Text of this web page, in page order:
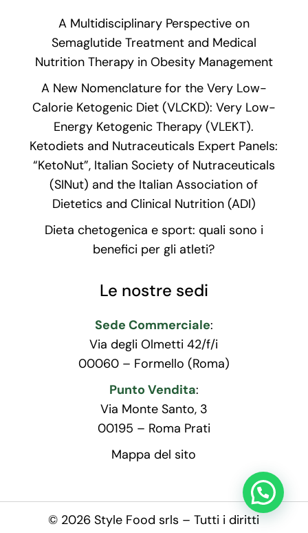
A Multidisciplinary Perspective on
Semaglutide Treatment and Medical
Nutrition Therapy in Obesity Management
A New Nomenclature for the Very Low-
Calorie Ketogenic Diet (VLCKD): Very Low-
Energy Ketogenic Therapy (VLEKT).
Ketodiets and Nutraceuticals Expert Panels:
“KetoNut”, Italian Society of Nutraceuticals
(SINut) and the Italian Association of
Dietetics and Clinical Nutrition (ADI)
Dieta chetogenica e sport: quali sono i
benefici per gli atleti?
Le nostre sedi
Sede Commerciale:
Via degli Olmetti 42/f/i
00060 – Formello (Roma)
Punto Vendita:
Via Monte Santo, 3
00195 – Roma Prati
Mappa del sito
© 2026 Style Food srls – Tutti i diritti